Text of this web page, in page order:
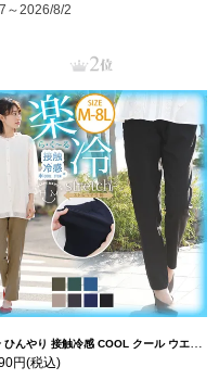
～2026/8/2
触冷感 COOL クール ウエストゴム 楽ちん ストレッチ 美脚 レギパン 【ストレッチ】 | 大きいサイズの通販ならハッピーマリリン
円(税込)